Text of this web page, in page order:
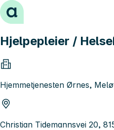
Hopp til innhold
Hjelpepleier /
Hjemmetjenesten Ørnes,
Christian Tidemannsvei 20,